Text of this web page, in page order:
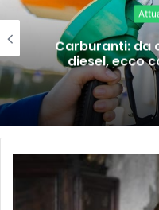
Carburanti: da
diesel, ecco